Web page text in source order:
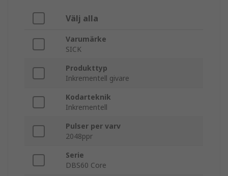
Välj alla
Varumärke
SICK
Produkttyp
Inkrementell givare
Kodarteknik
Inkrementell
Pulser per varv
2048ppr
Serie
DBS60 Core